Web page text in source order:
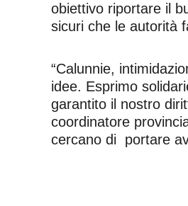
obiettivo riportare il
sicuri che le autorità
“Calunnie,
idee. Esprimo
garantito il nostro
coordinatore
cercano di portare